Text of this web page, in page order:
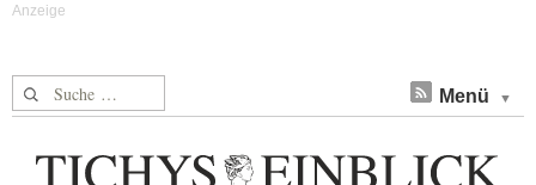
Suche nach: Menü